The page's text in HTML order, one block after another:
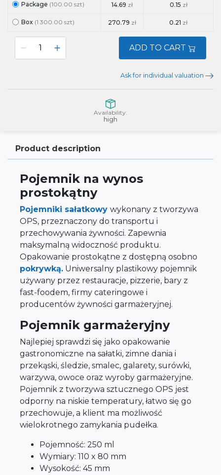
Package (100.00 szt) 14.69 zł 0.15 zł
Box (1 300.00 szt) 270.79 zł 0.21 zł
ADD TO CART
Ask for individual valuation
Availability:
high
Product description
Pojemnik na wynos
prostokątny
Pojemniki sałatkowy wykonany z tworzywa
OPS, przeznaczony do transportu i
przechowywania żywności. Zapewnia
maksymalną widoczność produktu.
Opakowanie prostokątne z dostępną osobno
pokrywką. Uniwersalny plastikowy pojemnik
używany przez restauracje, pizzerie, bary z
fast-foodem, firmy cateringowe i
producentów żywności garmażeryjnej.
Pojemnik garmażeryjny
Najlepiej sprawdzi się jako opakowanie
gastronomiczne na sałatki, zimne dania i
przekąski, śledzie, smalec, galarety, surówki,
warzywa, owoce oraz wyroby garmażeryjne.
Pojemnik z tworzywa sztucznego OPS jest
odporny na niskie temperatury, łatwo się go
przechowuje, a klient ma możliwość
wielokrotnego zamykania pudełka.
Pojemność: 250 ml
Wymiary: 110 x 80 mm
Wysokość: 45 mm